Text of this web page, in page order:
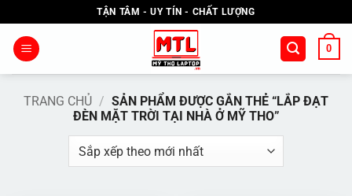
qua
nội
TẬN TÂM - UY TÍN - CHẤT LƯỢNG
0
TRANG CHỦ / SẢN PHẨM ĐƯỢC GẮN THẺ “LẮP ĐẠT
ĐÈN MẶT TRỜI TẠI NHÀ Ở MỸ THO”